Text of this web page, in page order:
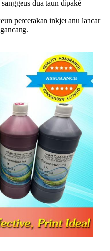
dua taun dipaké
percetakan inkjet anu lancar